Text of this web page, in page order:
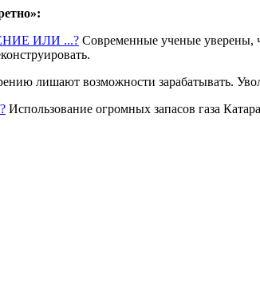
ИЛИ ...? Современные ученые
лишают возможности зарабатывать.
Использование огромных запасов газа